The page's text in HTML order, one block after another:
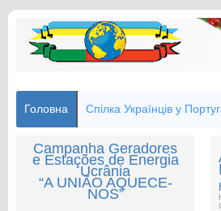
Головна Спілка Українців у
Campanha Geradores
e Estações de Energia
Ucrânia
“A UNIÃO AQUECE-
NOS”